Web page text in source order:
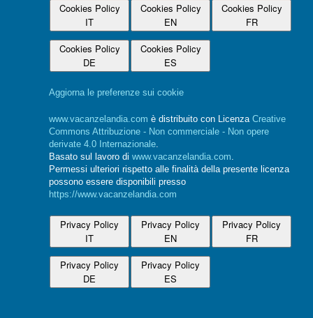
Cookies Policy
IT
Cookies Policy
EN
Cookies Policy
FR
Cookies Policy
DE
Cookies Policy
ES
Aggiorna le preferenze sui cookie
www.vacanzelandia.com è distribuito con Licenza Creative
Commons Attribuzione - Non commerciale - Non opere
derivate 4.0 Internazionale.
Basato sul lavoro di www.vacanzelandia.com.
Permessi ulteriori rispetto alle finalità della presente licenza
possono essere disponibili presso
https://www.vacanzelandia.com
Privacy Policy
IT
Privacy Policy
EN
Privacy Policy
FR
Privacy Policy
DE
Privacy Policy
ES